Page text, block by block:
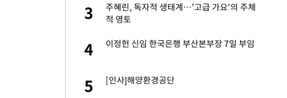
3
주혜린, 독자적 생태계…'고급 가요'의 주체
적 영토
4 이정헌 신임 한국은행 부산본부장 7일 부임
5 [인사]해양환경공단